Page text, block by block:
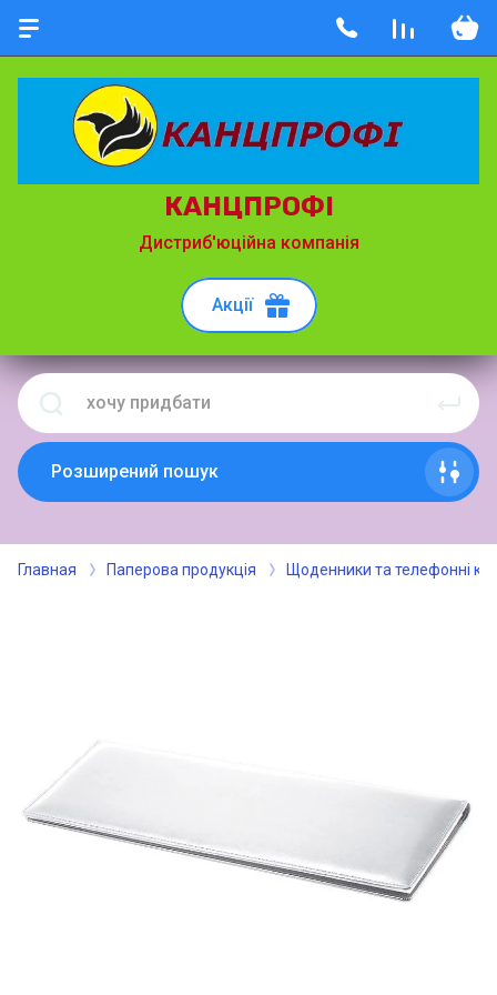
КАНЦПРОФІ
Дистриб'юційна компанія
Акції
Розширений пошук
Главная Паперова продукція Щоденники та телефонні